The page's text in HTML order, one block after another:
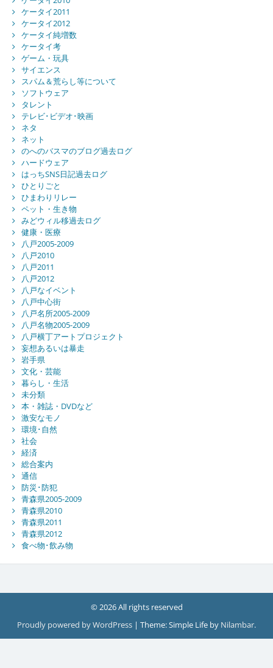
ケータイ2011
ケータイ2012
ケータイ純増数
ケータイ考
ゲーム・玩具
サイエンス
スパム＆荒らし等について
ソフトウェア
タレント
テレビ･ビデオ･映画
ネタ
ネット
のへのバスマのブログ過去ログ
ハードウェア
はっちSNS日記過去ログ
ひとりごと
ひまわりリレー
ペット・生き物
みどウィル移過去ログ
健康・医療
八戸2005-2009
八戸2010
八戸2011
八戸2012
八戸なイベント
八戸中心街
八戸名所2005-2009
八戸名物2005-2009
八戸横丁アートプロジェクト
妄想あるいは暴走
岩手県
文化・芸能
暮らし・生活
未分類
本・雑誌・DVDなど
激安なモノ
環境･自然
社会
経済
総合案内
通信
防災･防犯
青森県2005-2009
青森県2010
青森県2011
青森県2012
食べ物･飲み物
© 2026 All rights reserved
Proudly powered by WordPress | Theme: Simple Life by Nilambar.